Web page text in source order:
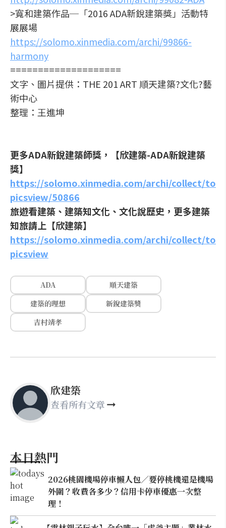
>寬和建築作品─「2016 ADA新銳建築獎」活動特
展展場
https://solomo.xinmedia.com/archi/99866-
harmony
====================
文字、圖片提供：THE 201 ART 順天建築?文化?藝
術中心
整理：王進坤
更多ADA新銳建築師獎，【欣建築-ADA新銳建築
獎】
https://solomo.xinmedia.com/archi/collect/to
picsview/50866
旅遊看建築、建築知文化、文化說歷史，更多建築
知旅請上【欣建築】
https://solomo.xinmedia.com/archi/collect/to
picsview
ADA
順天建築
建築的理想
新銳建築獎
吉村靖孝
欣建築
查看所有文章
本日熱門
2026桃園機場停車懶人包／要停桃機還是機場
外圍？收費各多少？信用卡停車優惠一次整
理！